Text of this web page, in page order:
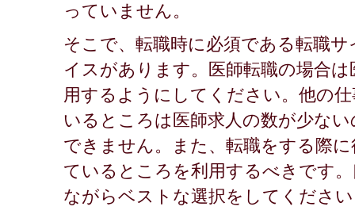
っていません。
そこで、転職時に必須である転職
イスがあります。医師転職の場合
用するようにしてください。他の
いるところは医師求人の数が少な
できません。また、転職をする際
ているところを利用するべきです
ながらベストな選択をしてくださ